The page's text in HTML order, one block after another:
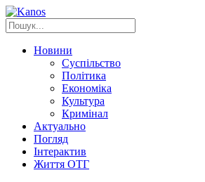
Новини
Суспільство
Політика
Економіка
Культура
Кримінал
Актуально
Погляд
Інтерактив
Життя ОТГ